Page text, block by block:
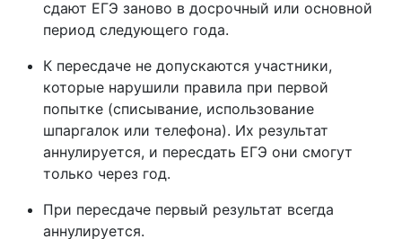
сдают ЕГЭ заново в досрочный или основной
период следующего года.
К пересдаче не допускаются участники,
которые нарушили правила при первой
попытке (списывание, использование
шпаргалок или телефона). Их результат
аннулируется, и пересдать ЕГЭ они смогут
только через год.
При пересдаче первый результат всегда
аннулируется.